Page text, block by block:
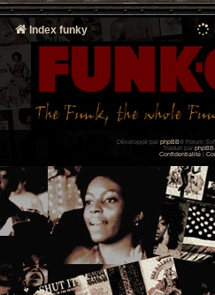
Index funky
Développé par phpBB® Forum
Traduit par
Confidentialité